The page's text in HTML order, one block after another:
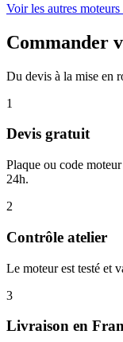
Voir les autres
Commander
Du devis à la mise en
1
Devis gratuit
Plaque ou code
24h.
2
Contrôle atelier
Le moteur est testé et
3
Livraison en